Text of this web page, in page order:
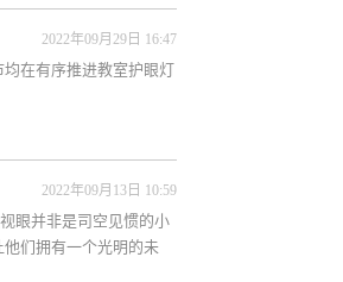
2022年09月29日 16:47
在有序推进教室护眼灯
2022年09月13日 10:59
眼并非是司空见惯的小
们拥有一个光明的未